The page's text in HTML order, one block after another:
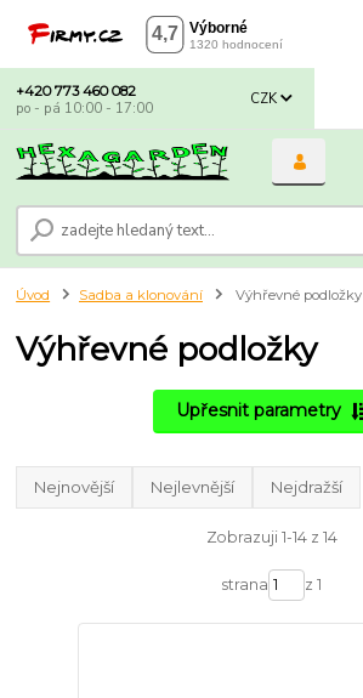
CZK
+420 773 460 082
po - pá 10:00 - 17:00
Úvod Sadba a klonování Výhřevné podložky
Výhřevné podložky
Upřesnit parametry
Nejnovější Nejlevnější Nejdražší
Zobrazuji 1-14 z 14
strana z 1